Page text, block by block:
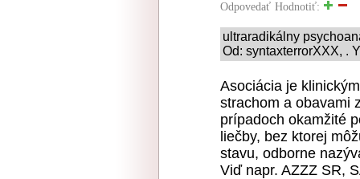
Odpovedať Hodnotiť:
ultraradikálny
Od: syntaxterrorXXX, .
Asociácia je
strachom a obavami
prípadoch okamžité
liečby, bez ktorej
stavu, odborne
Viď napr. AZZZ SR,